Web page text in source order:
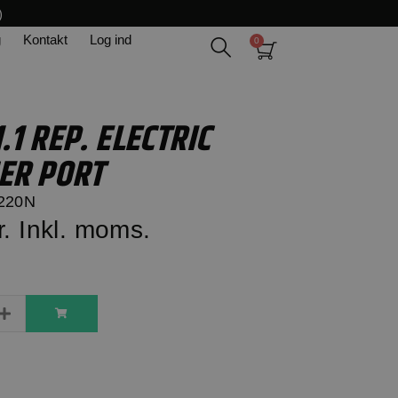
Kontakt Log ind
REP. ELECTRIC
PORT
Inkl. moms.